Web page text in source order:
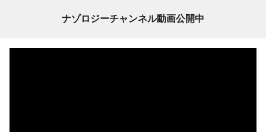
ナゾロジーチャンネル動画公開中